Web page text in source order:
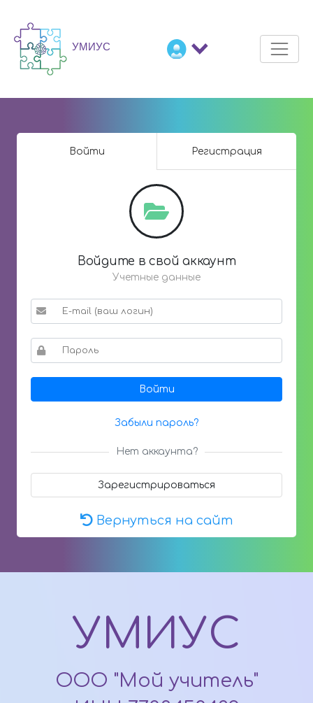
Войти Регистрация
Войдите в свой аккаунт
Учетные данные
Войти
Забыли пароль?
Нет аккаунта?
Зарегистрироваться
Вернуться на сайт
УМИУС
ООО "Мой учитель"